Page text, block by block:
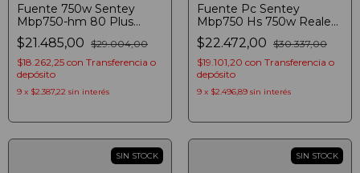
Fuente 750w Sentey
Mbp750-hm 80 Plus
Bronze Modular
$21.485,00 $29.004,00
$18.262,25 con Transferencia o
depósito
9 x $2.387,22 sin interés
Fuente Pc Sentey
Mbp750 Hs 750w Reales
80 Plus 56a Atx Gamer
$22.472,00 $30.337,00
$19.101,20 con Transferencia o
depósito
9 x $2.496,89 sin interés
SIN STOCK SIN STOCK